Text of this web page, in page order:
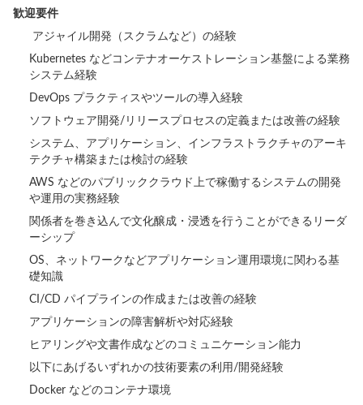
歓迎要件
アジャイル開発（スクラムなど）の経験
Kubernetes などコンテナオーケストレーション基盤による業務
システム経験
DevOps プラクティスやツールの導入経験
ソフトウェア開発/リリースプロセスの定義または改善の経験
システム、アプリケーション、インフラストラクチャのアーキ
テクチャ構築または検討の経験
AWS などのパブリッククラウド上で稼働するシステムの開発
や運用の実務経験
関係者を巻き込んで文化醸成・浸透を行うことができるリーダ
ーシップ
OS、ネットワークなどアプリケーション運用環境に関わる基
礎知識
CI/CD パイプラインの作成または改善の経験
アプリケーションの障害解析や対応経験
ヒアリングや文書作成などのコミュニケーション能力
以下にあげるいずれかの技術要素の利用/開発経験
Docker などのコンテナ環境